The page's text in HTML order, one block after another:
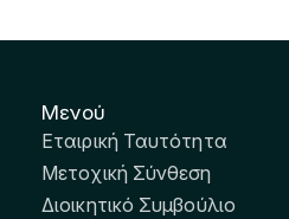
Μενού
Εταιρική Ταυτότητα
Μετοχική Σύνθεση
Διοικητικό Συμβούλιο